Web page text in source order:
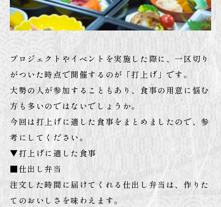
プロジェクトやイベントを実施した際に、一区切り
がついた時点で開催するのが「打上げ」です。
大勢の人が参加することもあり、食事の用意に悩む
方も多いのではないでしょうか。
今回は打上げに適した食事をまとめましたので、参
考にしてください。
▼打上げに適した食事
■仕出し弁当
注文した時間に届けてくれる仕出し弁当は、作りた
てのおいしさを味わえます。